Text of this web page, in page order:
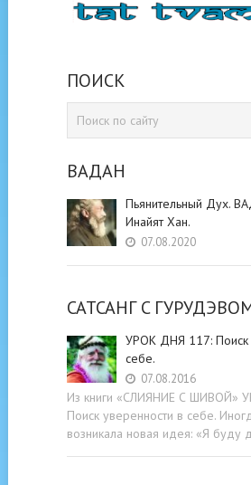
ПОИСК
ВАДАН
Пьянительный Дух.
Инайят Хан.
07.08.2020
САТСАНГ C
УРОК ДНЯ 117: Поиск
себе.
07.08.2016
Из книги «СЛИЯНИЕ С ШИВОЙ»
Поиск уверенности в себе.
возникала новая идея: «Я буду